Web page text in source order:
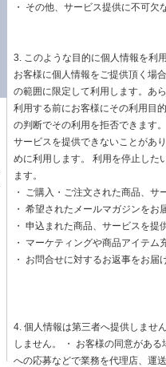
・ その他、サービス提供に不可欠
3. このような目的に個人情報を利
お客様に個人情報をご提供頂く場
の範囲に限定して利用します。あ
利用する前にお客様にその利用目
の判断でその利用を拒否できます
サービスを提供できないことがあ
めに利用します。 利用を停止した
ます。
・ ご購入・ご注文された商品、サ
・ 希望されたメールマガジンをお
・ 申込まれた商品、サービスを
・ マーケティングや商品アイテ
・ お問合せに対するお返事をお届
4. 個人情報は第三者へ提供しませ
しません。 ・ お客様の同意があ
への応募などで業務を代理店、運